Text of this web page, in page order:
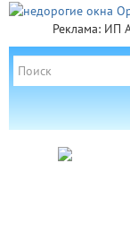
Реклама: ИП